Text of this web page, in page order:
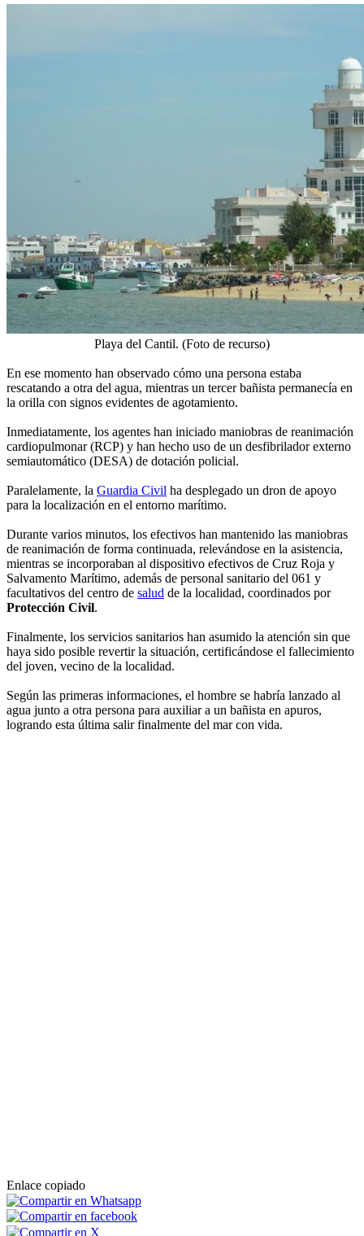
Playa del Cantil. (Foto de recurso)
En ese momento han observado cómo una persona estaba
rescatando a otra del agua, mientras un tercer bañista permanecía en
la orilla con signos evidentes de agotamiento.
Inmediatamente, los agentes han iniciado maniobras de reanimación
cardiopulmonar (RCP) y han hecho uso de un desfibrilador externo
semiautomático (DESA) de dotación policial.
Paralelamente, la Guardia Civil ha desplegado un dron de apoyo
para la localización en el entorno marítimo.
Durante varios minutos, los efectivos han mantenido las maniobras
de reanimación de forma continuada, relevándose en la asistencia,
mientras se incorporaban al dispositivo efectivos de Cruz Roja y
Salvamento Marítimo, además de personal sanitario del 061 y
facultativos del centro de salud de la localidad, coordinados por
Protección Civil.
Finalmente, los servicios sanitarios han asumido la atención sin que
haya sido posible revertir la situación, certificándose el fallecimiento
del joven, vecino de la localidad.
Según las primeras informaciones, el hombre se habría lanzado al
agua junto a otra persona para auxiliar a un bañista en apuros,
logrando esta última salir finalmente del mar con vida.
Enlace copiado